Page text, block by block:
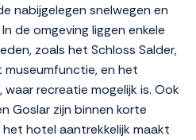
nabijgelegen snelwegen en
de omgeving liggen enkele
zoals het Schloss Salder,
en het
recreatie mogelijk is. Ook
Goslar zijn binnen korte
hotel aantrekkelijk maakt